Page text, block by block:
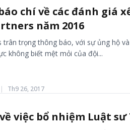
chí về các đánh giá
năm 2016
trân trọng thông báo, với sự ủng hộ
không biết mệt mỏi của đội...
| Th9 26, 2017
việc bổ nhiệm Luật